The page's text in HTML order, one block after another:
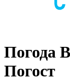
Погода
Погост